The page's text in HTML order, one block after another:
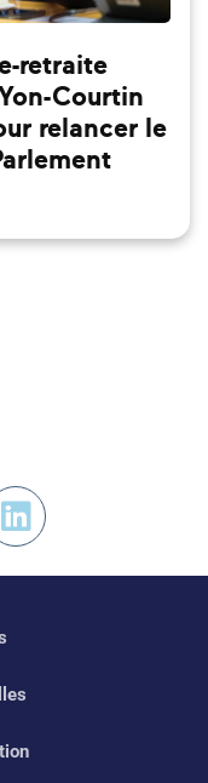
retraite
Courtin
relancer le
sur
retrouver
Nous